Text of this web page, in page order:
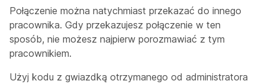
Połączenie można natychmiast przekazać do innego
pracownika. Gdy przekazujesz połączenie w ten
sposób, nie możesz najpierw porozmawiać z tym
pracownikiem.
Użyj kodu z gwiazdką otrzymanego od administratora